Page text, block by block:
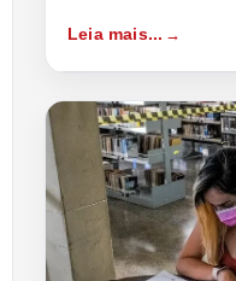
Leia mais...